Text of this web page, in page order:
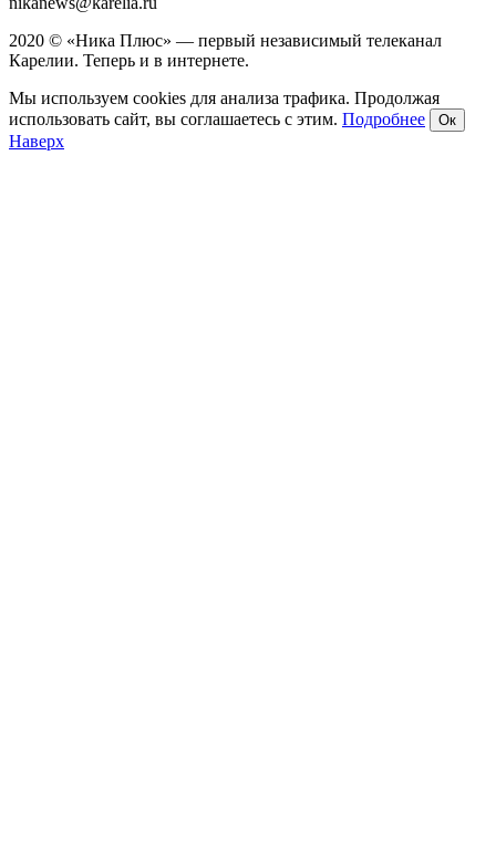
2020 © «Ника Плюс» — первый независимый телеканал
Карелии. Теперь и в интернете.
Мы используем cookies для анализа трафика. Продолжая
использовать сайт, вы соглашаетесь с этим. Подробнее Ок
Наверх